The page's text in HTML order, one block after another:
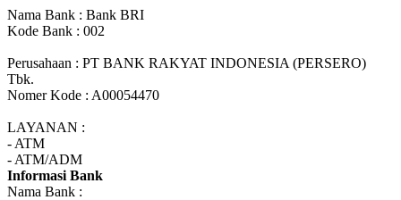
Nama Bank : Bank BRI
Kode Bank : 002
Perusahaan : PT BANK RAKYAT INDONESIA (PERSERO)
Tbk.
Nomer Kode : A00054470
LAYANAN :
- ATM
- ATM/ADM
Informasi Bank
Nama Bank :